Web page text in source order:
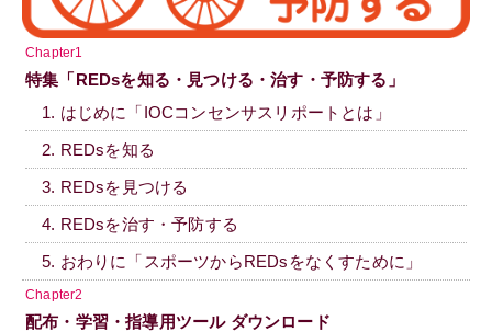
Chapter1
特集「REDsを知る・見つける・治す・予防する」
1. はじめに「IOCコンセンサスリポートとは」
2. REDsを知る
3. REDsを見つける
4. REDsを治す・予防する
5. おわりに「スポーツからREDsをなくすために」
Chapter2
配布・学習・指導用ツール ダウンロード